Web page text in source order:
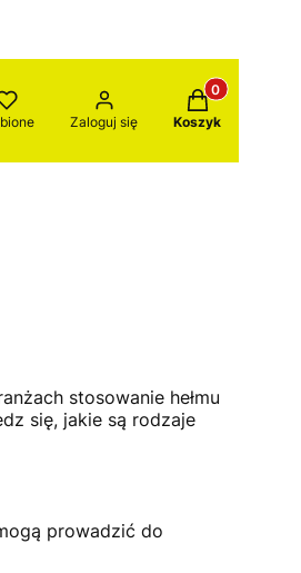
Zaloguj się
Produkty w
Koszyk
stosowanie hełmu
się, jakie są rodzaje
prowadzić do